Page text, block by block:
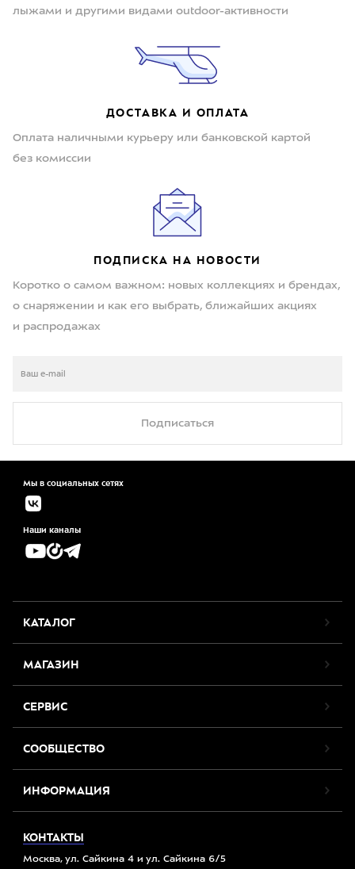
лыжами и другими видами outdoor-активности
ДОСТАВКА И ОПЛАТА
Оплата наличными курьеру или банковской картой
без комиссии
ПОДПИСКА НА НОВОСТИ
Коротко о самом важном: новых коллекциях и брендах,
о снаряжении и как его выбрать, ближайших акциях
и распродажах
Подписаться
Мы в социальных сетях
Наши каналы
КАТАЛОГ
МАГАЗИН
СЕРВИС
СООБЩЕСТВО
ИНФОРМАЦИЯ
КОНТАКТЫ
Москва, ул. Сайкина 4 и ул. Сайкина 6/5